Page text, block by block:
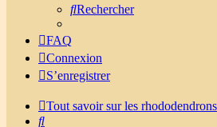
Rechercher
FAQ
Connexion
S’enregistrer
Tout savoir sur les rhododendrons
Rechercher